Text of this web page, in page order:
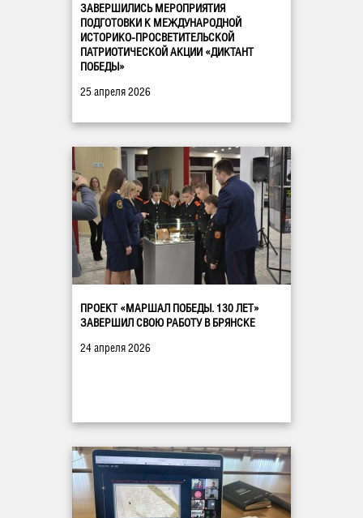
ЗАВЕРШИЛИСЬ МЕРОПРИЯТИЯ
ПОДГОТОВКИ К МЕЖДУНАРОДНОЙ
ИСТОРИКО-ПРОСВЕТИТЕЛЬСКОЙ
ПАТРИОТИЧЕСКОЙ АКЦИИ «ДИКТАНТ
ПОБЕДЫ»
25 апреля 2026
ПРОЕКТ «МАРШАЛ ПОБЕДЫ. 130 ЛЕТ»
ЗАВЕРШИЛ СВОЮ РАБОТУ В БРЯНСКЕ
24 апреля 2026